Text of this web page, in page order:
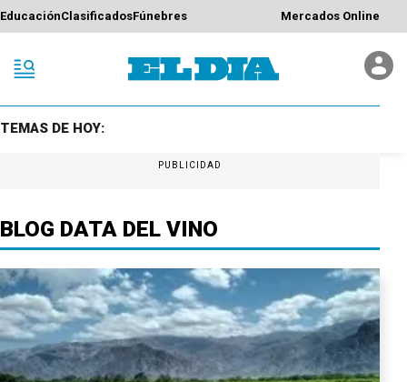
EducaciónClasificadosFúnebres Mercados Online
TEMAS DE HOY:
PUBLICIDAD
BLOG DATA DEL VINO